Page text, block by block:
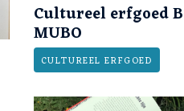
Cultureel erfgoed
MUBO
CULTUREEL ERFGOED